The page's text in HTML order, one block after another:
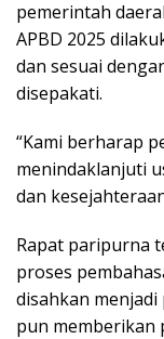
pemerintah
APBD 2025
dan sesuai
disepakati.
“Kami berharap
menindaklanjuti
dan
Rapat paripurna
proses
disahkan
pun memberikan